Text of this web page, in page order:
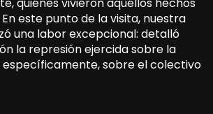
este punto de la visita, nuestra
una labor excepcional: detalló
la represión ejercida sobre la
específicamente, sobre el colectivo